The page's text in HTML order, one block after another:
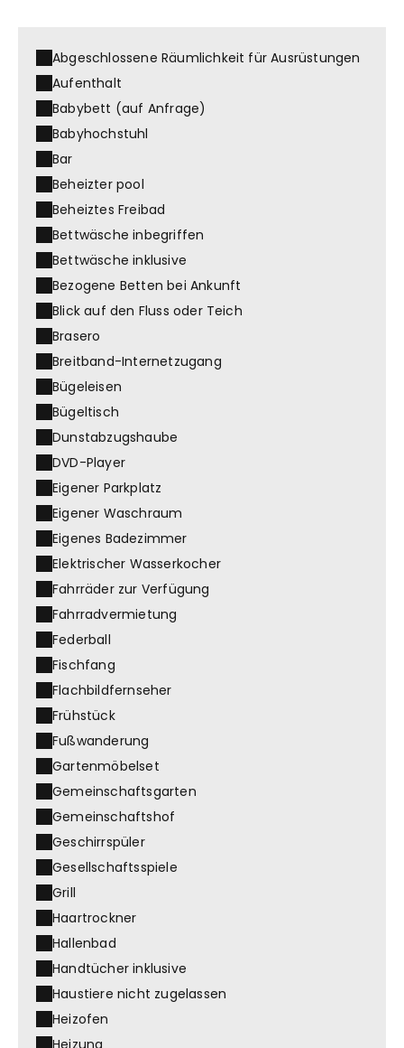
Abgeschlossene Räumlichkeit für Ausrüstungen
Aufenthalt
Babybett (auf Anfrage)
Babyhochstuhl
Bar
Beheizter pool
Beheiztes Freibad
Bettwäsche inbegriffen
Bettwäsche inklusive
Bezogene Betten bei Ankunft
Blick auf den Fluss oder Teich
Brasero
Breitband-Internetzugang
Bügeleisen
Bügeltisch
Dunstabzugshaube
DVD-Player
Eigener Parkplatz
Eigener Waschraum
Eigenes Badezimmer
Elektrischer Wasserkocher
Fahrräder zur Verfügung
Fahrradvermietung
Federball
Fischfang
Flachbildfernseher
Frühstück
Fußwanderung
Gartenmöbelset
Gemeinschaftsgarten
Gemeinschaftshof
Geschirrspüler
Gesellschaftsspiele
Grill
Haartrockner
Hallenbad
Handtücher inklusive
Haustiere nicht zugelassen
Heizofen
Heizung